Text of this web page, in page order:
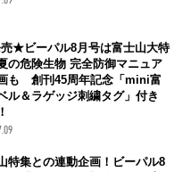
★ビーパル8月号は富士山大特
の危険生物 完全防御マニュア
も 創刊45周年記念「mini富
ル＆ラゲッジ刺繍タグ」付き
特集との連動企画！ビーパル8